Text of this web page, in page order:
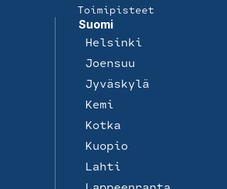
Toimipisteet
Suomi
Helsinki
Joensuu
Jyväskylä
Kemi
Kotka
Kuopio
Lahti